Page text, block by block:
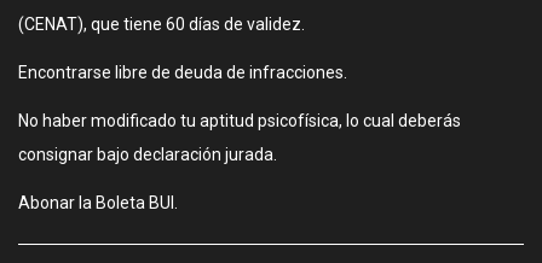
(CENAT), que tiene 60 días de validez.
Encontrarse libre de deuda de infracciones.
No haber modificado tu aptitud psicofísica, lo cual deberás
consignar bajo declaración jurada.
Abonar la Boleta BUI.